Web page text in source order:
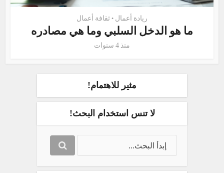
ثقافة أعمال • ريادة أعمال
ما هو الدخل السلبي وما هي مصادره
منذ 4 سنوات
مثير للاهتمام!
لا تنس استخدام البحث!